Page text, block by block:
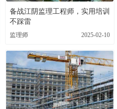
备战江阴监理工程师，实用培训
不踩雷
监理师 2025-02-10